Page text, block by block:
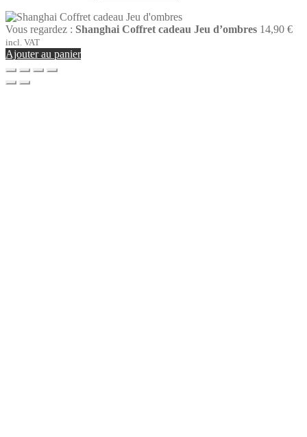
Vous regardez : Shanghai Coffret cadeau Jeu d’ombres 14,90 €
incl. VAT
Ajouter au panier